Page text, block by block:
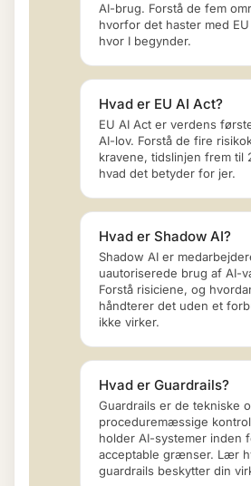
AI-brug. Forstå de fem
hvorfor det haster med
hvor I begynder.
Hvad er EU AI Act?
EU AI Act er verdens
AI-lov. Forstå de fire
kravene, tidslinjen frem til
hvad det betyder for jer.
Hvad er Shadow AI?
Shadow AI er
uautoriserede brug af AI-
Forstå risiciene, og
håndterer det uden et
ikke virker.
Hvad er Guardrails?
Guardrails er de tekniske
proceduremæssige
holder AI-systemer inden
acceptable grænser. Lær
guardrails beskytter din